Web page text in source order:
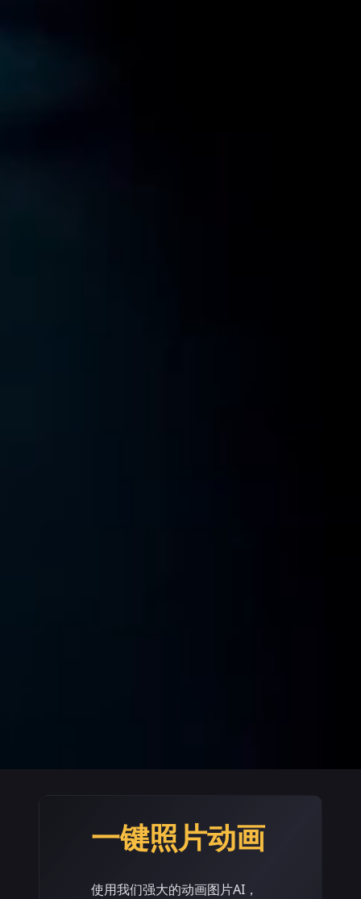
一键照片动画
使用我们强大的动画图片AI，